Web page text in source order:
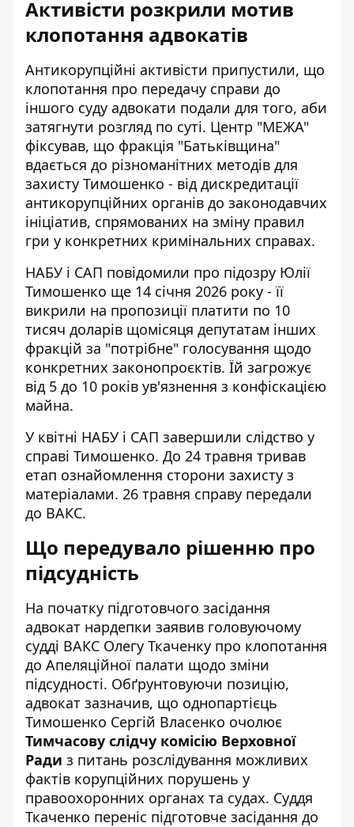
Активісти розкрили мотив
клопотання адвокатів
Антикорупційні активісти припустили, що
клопотання про передачу справи до
іншого суду адвокати подали для того, аби
затягнути розгляд по суті. Центр "МЕЖА"
фіксував, що фракція "Батьківщина"
вдається до різноманітних методів для
захисту Тимошенко - від дискредитації
антикорупційних органів до законодавчих
ініціатив, спрямованих на зміну правил
гри у конкретних кримінальних справах.
НАБУ і САП повідомили про підозру Юлії
Тимошенко ще 14 січня 2026 року - її
викрили на пропозиції платити по 10
тисяч доларів щомісяця депутатам інших
фракцій за "потрібне" голосування щодо
конкретних законопроєктів. Їй загрожує
від 5 до 10 років ув'язнення з конфіскацією
майна.
У квітні НАБУ і САП завершили слідство у
справі Тимошенко. До 24 травня тривав
етап ознайомлення сторони захисту з
матеріалами. 26 травня справу передали
до ВАКС.
Що передувало рішенню про
підсудність
На початку підготовчого засідання
адвокат нардепки заявив головуючому
судді ВАКС Олегу Ткаченку про клопотання
до Апеляційної палати щодо зміни
підсудності. Обґрунтовуючи позицію,
адвокат зазначив, що однопартієць
Тимошенко Сергій Власенко очолює
Тимчасову слідчу комісію Верховної
Ради з питань розслідування можливих
фактів корупційних порушень у
правоохоронних органах та судах. Суддя
Ткаченко переніс підготовче засідання до